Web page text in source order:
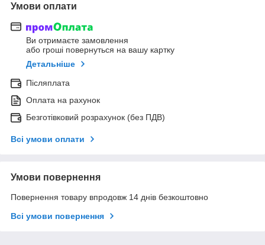
Умови оплати
Ви отримаєте замовлення
або гроші повернуться на вашу картку
Детальніше
Післяплата
Оплата на рахунок
Безготівковий розрахунок (без ПДВ)
Всі умови оплати
Умови повернення
Повернення товару впродовж 14 днів безкоштовно
Всі умови повернення